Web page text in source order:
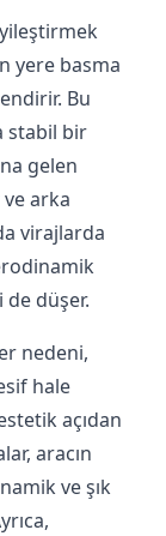
yere basma
Bu
stabil bir
gelen
arka
virajlarda
de düşer.
nedeni,
hale
açıdan
aracın
ve şık